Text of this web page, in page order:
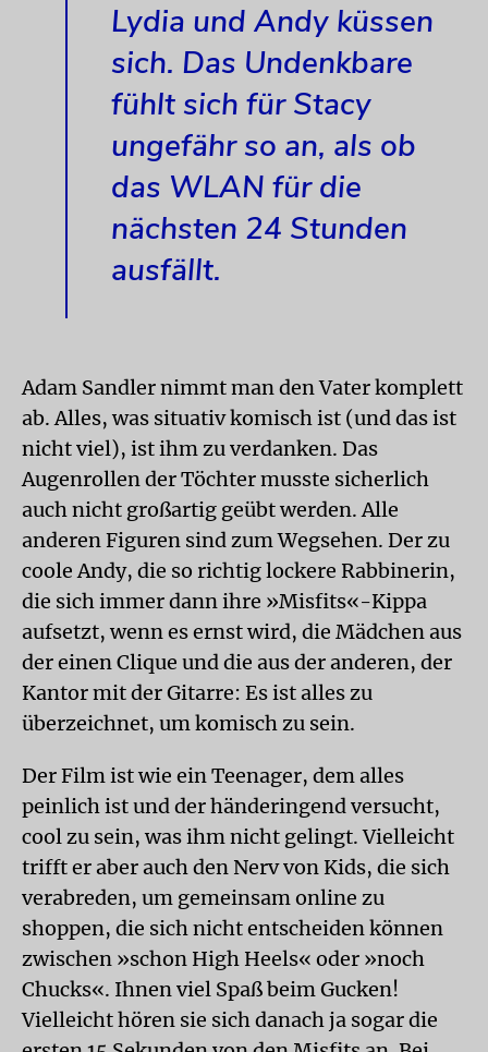
Lydia und Andy küssen
sich. Das Undenkbare
fühlt sich für Stacy
ungefähr so an, als ob
das WLAN für die
nächsten 24 Stunden
ausfällt.
Adam Sandler nimmt man den Vater komplett
ab. Alles, was situativ komisch ist (und das ist
nicht viel), ist ihm zu verdanken. Das
Augenrollen der Töchter musste sicherlich
auch nicht großartig geübt werden. Alle
anderen Figuren sind zum Wegsehen. Der zu
coole Andy, die so richtig lockere Rabbinerin,
die sich immer dann ihre »Misfits«-Kippa
aufsetzt, wenn es ernst wird, die Mädchen aus
der einen Clique und die aus der anderen, der
Kantor mit der Gitarre: Es ist alles zu
überzeichnet, um komisch zu sein.
Der Film ist wie ein Teenager, dem alles
peinlich ist und der händeringend versucht,
cool zu sein, was ihm nicht gelingt. Vielleicht
trifft er aber auch den Nerv von Kids, die sich
verabreden, um gemeinsam online zu
shoppen, die sich nicht entscheiden können
zwischen »schon High Heels« oder »noch
Chucks«. Ihnen viel Spaß beim Gucken!
Vielleicht hören sie sich danach ja sogar die